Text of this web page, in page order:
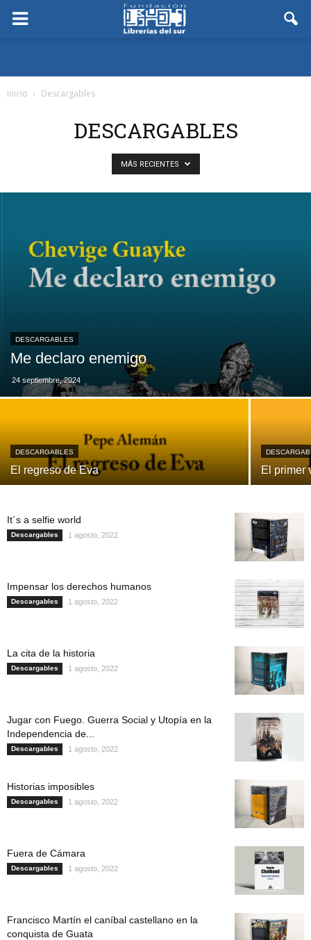
Inicio Descargables
DESCARGABLES
MÁS RECIENTES
DESCARGABLES
Me declaro enemigo
24 septiembre, 2024
DESCARGABLES
El regreso de Eva El primer
It´s a selfie world
Descargables 1 agosto, 2022
Impensar los derechos humanos
Descargables 1 agosto, 2022
La cita de la historia
Descargables 1 agosto, 2022
Jugar con Fuego. Guerra Social y Utopía en la
Independencia de...
Descargables 1 agosto, 2022
Historias imposibles
Descargables 1 agosto, 2022
Fuera de Cámara
Descargables 1 agosto, 2022
Francisco Martín el caníbal castellano en la
conquista de Guata